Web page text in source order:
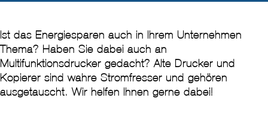
Ist das Energiesparen auch in Ihrem Unternehmen
Thema? Haben Sie dabei auch an
Multifunktionsdrucker gedacht? Alte Drucker und
Kopierer sind wahre Stromfresser und gehören
ausgetauscht. Wir helfen Ihnen gerne dabei!